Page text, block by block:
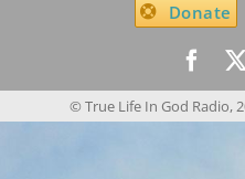
Donate
© True Life In God Radio,